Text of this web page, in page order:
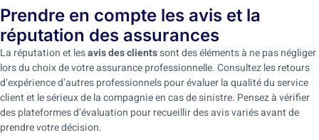
Prendre en compte les avis et la
réputation des assurances
La réputation et lesavis des clientssont des éléments à ne pas négliger
lors du choix de votre assurance professionnelle. Consultez les retours
d’expérience d’autres professionnels pour évaluer la qualité du service
client et le sérieux de la compagnie en cas de sinistre. Pensez à vérifier
des plateformes d’évaluation pour recueillir des avis variés avant de
prendre votre décision.